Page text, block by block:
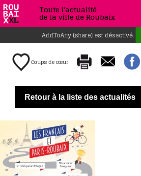
Toute l'actualité
de la ville de Roubaix
AddToAny (share) est désactivé.
Coups de cœur
Retour à la liste des actualités